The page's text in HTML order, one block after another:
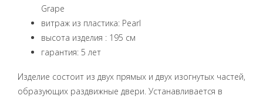
Grape
витраж из пластика: Pearl
высота изделия : 195 см
гарантия: 5 лет
Изделие состоит из двух прямых и двух изогнутых частей,
образующих раздвижные двери. Устанавливается в